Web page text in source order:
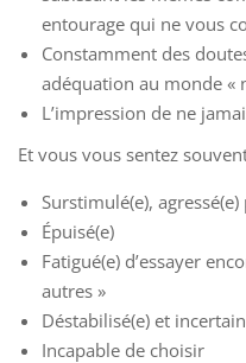
entourage qui ne vous
Constamment des
adéquation au monde «
L’impression de ne
Et vous vous sentez
Surstimulé(e),
Épuisé(e)
Fatigué(e) d’essayer
autres »
Déstabilisé(e) et
Incapable de choisir